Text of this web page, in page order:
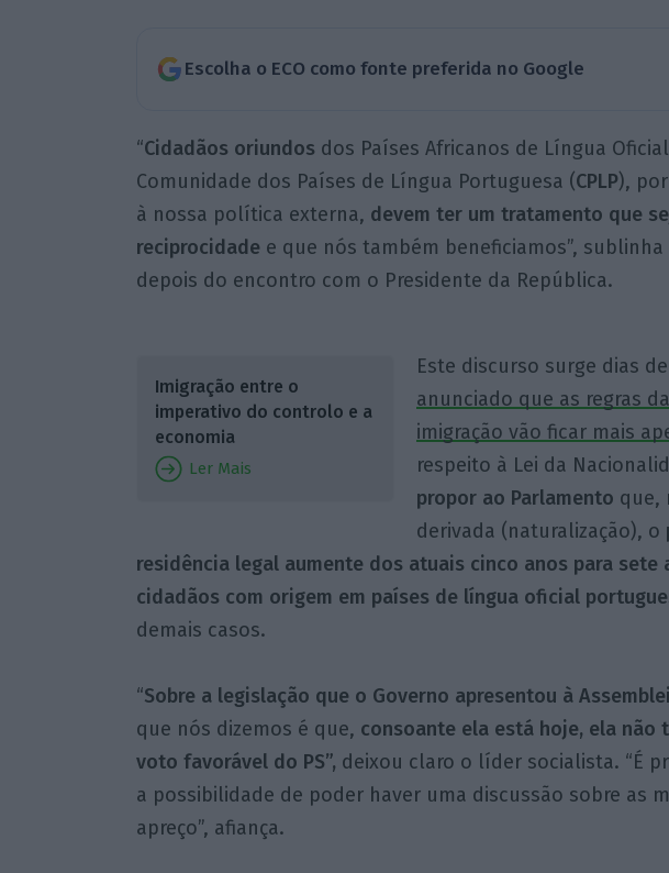
Escolha o ECO como fonte preferida no Google
“Cidadãos oriundos dos Países Africanos de Língua
Comunidade dos Países de Língua Portuguesa (CPLP),
à nossa política externa, devem ter um tratamento que
reciprocidade e que nós também beneficiamos”,
depois do encontro com o Presidente da República.
Imigração entre o
imperativo do controlo e a
economia
Ler Mais
Este discurso surge dias
anunciado que as regras
imigração vão ficar mais
respeito à Lei da
propor ao Parlamento que,
derivada (naturalização), o
residência legal aumente dos atuais cinco anos para sete
cidadãos com origem em países de língua oficial
demais casos.
“Sobre a legislação que o Governo apresentou à
que nós dizemos é que, consoante ela está hoje, ela não
voto favorável do PS”, deixou claro o líder socialista. “É
a possibilidade de poder haver uma discussão sobre as
apreço”, afiança.